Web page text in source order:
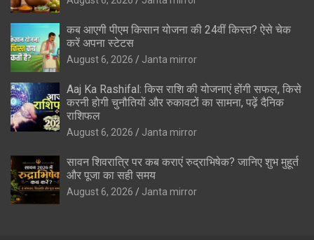
कब आएगी पीएम किसान योजना की 24वीं किस्त? ऐसे चेक
करें अपना स्टेटस
August 6, 2026 Janta mirror
Aaj Ka Rashifal: किस राशि की योजनाएं होंगी सफल, किसे
करनी होगी चुनौतियों और रुकावटों का सामना, पढ़ें दैनिक
राशिफल
August 6, 2026 Janta mirror
सावन शिवरात्रि पर कब कराएं रुद्राभिषेक? जानिए शुभ मुहूर्त
और पूजा का सही समय
August 6, 2026 Janta mirror